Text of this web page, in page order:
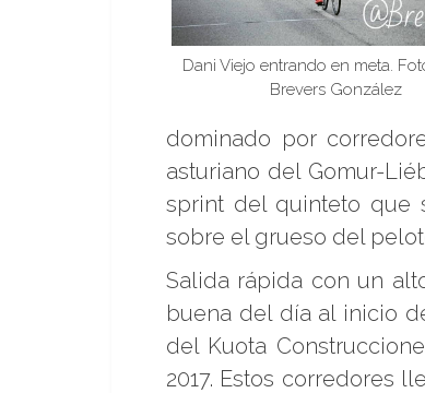
Dani Viejo entrando en meta.
Brevers González
dominado por
asturiano del Gomur-
sprint del quinteto que
sobre el grueso del
Salida rápida con un
buena del día al inicio
del Kuota
2017. Estos corredores